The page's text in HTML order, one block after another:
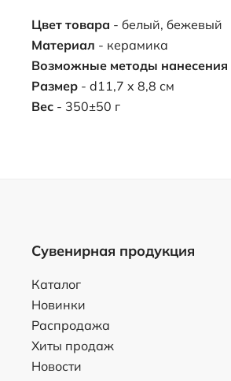
Цвет товара - белый, бежевый
Материал - керамика
Возможные методы нанесения
Размер - d11,7 x 8,8 см
Вес - 350±50 г
Сувенирная продукция
Каталог
Новинки
Распродажа
Хиты продаж
Новости